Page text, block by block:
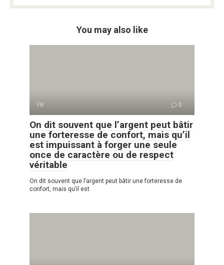
You may also like
FR 0
On dit souvent que l’argent peut bâtir
une forteresse de confort, mais qu’il
est impuissant à forger une seule
once de caractère ou de respect
véritable
On dit souvent que l’argent peut bâtir une forteresse de
confort, mais qu’il est